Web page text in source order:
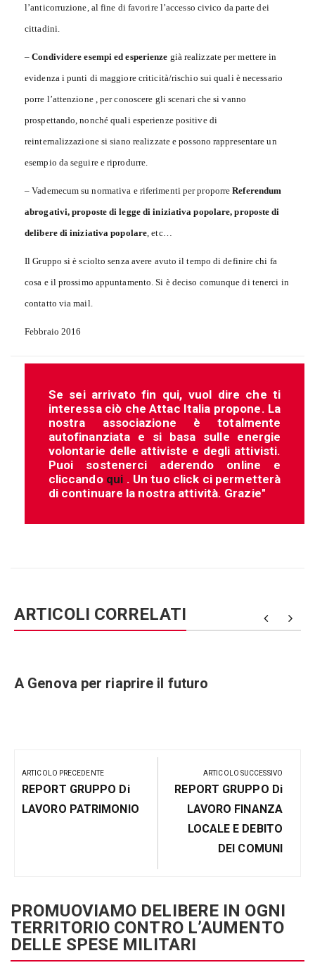
l’anticorruzione, al fine di favorire l’accesso civico da parte dei
cittadini.
–Condividere esempi ed esperienze già realizzate per mettere in
evidenza i punti di maggiore criticità/rischio sui quali è necessario
porre l’attenzione , per conoscere gli scenari che si vanno
prospettando, nonché quali esperienze positive di
reinternalizzazione si siano realizzate e possono rappresentare un
esempio da seguire e riprodurre.
– Vademecum su normativa e riferimenti per proporreReferendum
abrogativi, proposte di legge di iniziativa popolare, proposte di
delibere di iniziativa popolare, etc…
Il Gruppo si è sciolto senza avere avuto il tempo di definire chi fa
cosa e il prossimo appuntamento. Si è deciso comunque di tenerci in
contatto via mail.
Febbraio 2016
Se sei arrivato fin qui, vuol dire che ti
interessa ciò che Attac Italia propone. La
nostra associazione è totalmente
autofinanziata e si basa sulle energie
volontarie delle attiviste e degli attivisti.
Puoi sostenerci aderendo online e
cliccando qui . Un tuo click ci permetterà
di continuare la nostra attività. Grazie"
ARTICOLI CORRELATI
A Genova per riaprire il futuro
articoli
ARTICOLO PRECEDENTE
Articolo
Precedente:
REPORT GRUPPO Di
LAVORO PATRIMONIO
ARTICOLO SUCCESSIVO
Prossimo
Post
REPORT GRUPPO Di
LAVORO FINANZA
LOCALE E DEBITO
DEI COMUNI
PROMUOVIAMO DELIBERE IN OGNI
TERRITORIO CONTRO L’AUMENTO
DELLE SPESE MILITARI